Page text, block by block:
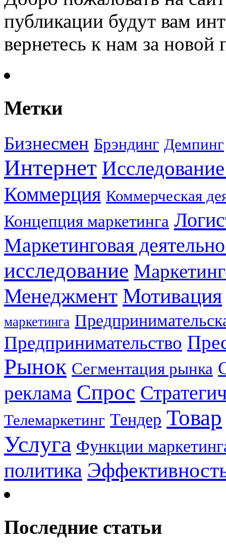
публикации будут вам
вернетесь к нам за
Метки
Бизнесмен Брэндинг Демпинг
Интернет
Коммерция Коммерческая
Концепция маркетинга
Маркетинговая
исследование
Менеджмент Мотивация
маркетинга
Предпринимательство
Рынок Сегментация рынка
реклама Спрос
Телемаркетинг Тендер Товар
Услуга Функции
политика
Последние статьи